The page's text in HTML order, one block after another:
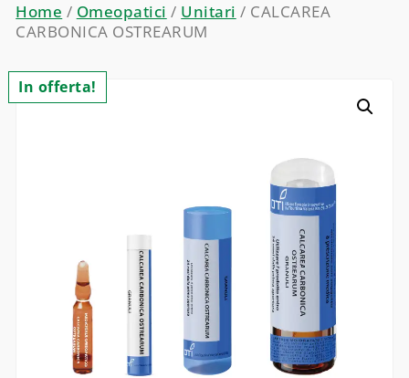
Home / Omeopatici / Unitari / CALCAREA
CARBONICA OSTREARUM
In offerta!